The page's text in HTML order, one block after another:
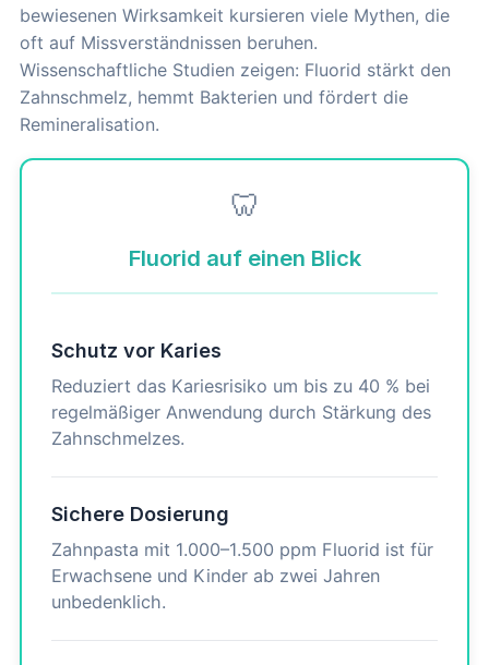
bewiesenen Wirksamkeit kursieren viele Mythen, die
oft auf Missverständnissen beruhen.
Wissenschaftliche Studien zeigen: Fluorid stärkt den
Zahnschmelz, hemmt Bakterien und fördert die
Remineralisation.
🦷
Fluorid auf einen Blick
Schutz vor Karies
Reduziert das Kariesrisiko um bis zu 40 % bei
regelmäßiger Anwendung durch Stärkung des
Zahnschmelzes.
Sichere Dosierung
Zahnpasta mit 1.000–1.500 ppm Fluorid ist für
Erwachsene und Kinder ab zwei Jahren
unbedenklich.